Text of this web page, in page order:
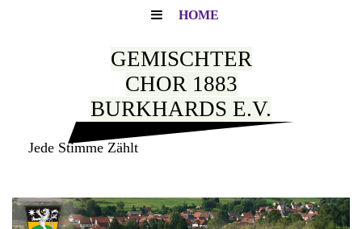
HOME
GEMISCHTER
CHOR 1883
BURKHARDS E.V.
Jede Stimme Zählt